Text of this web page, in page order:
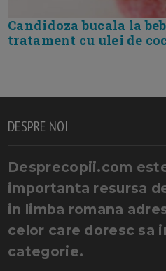
Candidoza bucala la
tratament cu ulei de
DESPRE NOI
Desprecopii.com
importanta resursa
in limba romana
celor care doresc sa
categorie.